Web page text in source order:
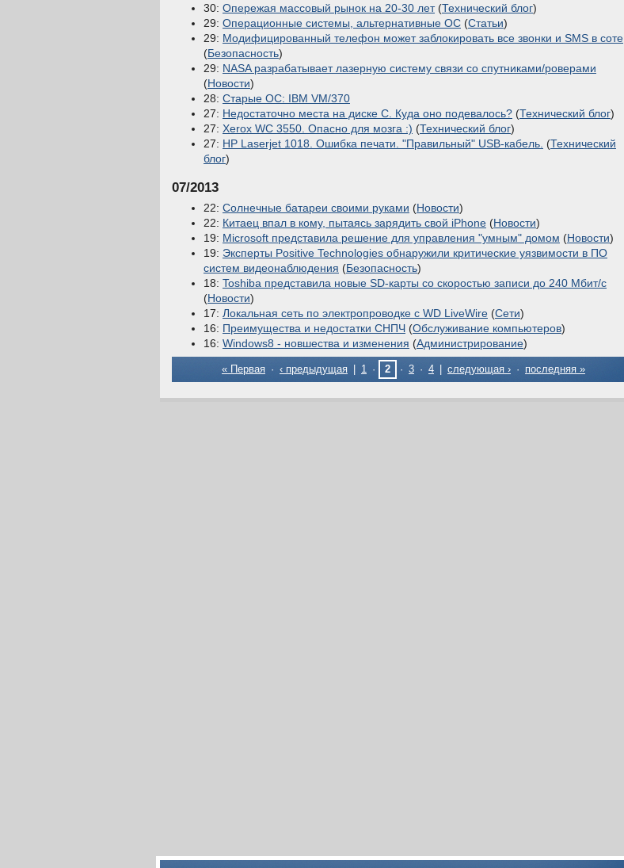
30: Опережая массовый рынок на 20-30 лет (Технический блог)
29: Операционные системы, альтернативные ОС (Статьи)
29: Модифицированный телефон может заблокировать все звонки и SMS в соте
(Безопасность)
29: NASA разрабатывает лазерную систему связи со спутниками/роверами
(Новости)
28: Старые ОС: IBM VM/370
27: Недостаточно места на диске С. Куда оно подевалось? (Технический блог)
27: Xerox WС 3550. Опасно для мозга :) (Технический блог)
27: HP Laserjet 1018. Ошибка печати. "Правильный" USB-кабель. (Технический
блог)
07/2013
22: Солнечные батареи своими руками (Новости)
22: Китаец впал в кому, пытаясь зарядить свой iPhone (Новости)
19: Microsoft представила решение для управления "умным" домом (Новости)
19: Эксперты Positive Technologies обнаружили критические уязвимости в ПО
систем видеонаблюдения (Безопасность)
18: Toshiba представила новые SD-карты со скоростью записи до 240 Мбит/с
(Новости)
17: Локальная сеть по электропроводке с WD LiveWire (Сети)
16: Преимущества и недостатки СНПЧ (Обслуживание компьютеров)
16: Windows8 - новшества и изменения (Администрирование)
« Первая · ‹ предыдущая 1 · 2 · 3 · 4 следующая › · последняя »